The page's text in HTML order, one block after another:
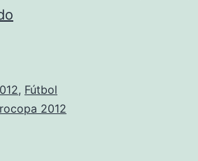
la
EURO2012
, Fútbol
2012